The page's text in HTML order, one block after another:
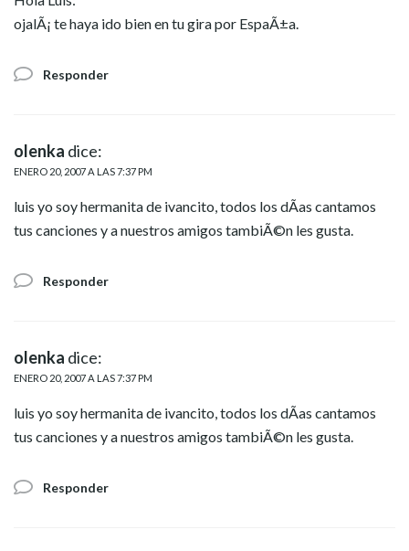
ojalÃ¡ te haya ido bien en tu gira por EspaÃ±a.
Responder
olenka dice:
ENERO 20, 2007 A LAS 7:37 PM
luis yo soy hermanita de ivancito, todos los dÃ­as cantamos
tus canciones y a nuestros amigos tambiÃ©n les gusta.
Responder
olenka dice:
ENERO 20, 2007 A LAS 7:37 PM
luis yo soy hermanita de ivancito, todos los dÃ­as cantamos
tus canciones y a nuestros amigos tambiÃ©n les gusta.
Responder